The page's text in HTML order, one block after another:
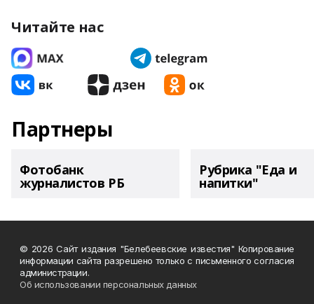
Читайте нас
Партнеры
Фотобанк
журналистов РБ
Рубрика "Еда и
напитки"
© 2026 Сайт издания "Белебеевские известия" Копирование
информации сайта разрешено только с письменного согласия
администрации.
Об использовании персональных данных